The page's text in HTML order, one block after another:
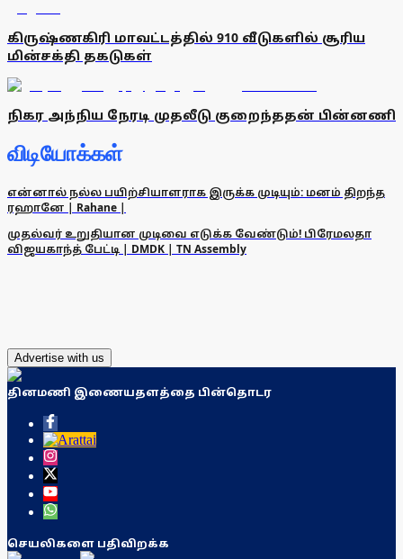
கிருஷ்ணகிரி மாவட்டத்தில் 910 வீடுகளில் சூரிய
மின்சக்தி தகடுகள்
நிகர அந்நிய நேரடி முதலீடு குறைந்ததன் பின்னணி
விடியோக்கள்
என்னால் நல்ல பயிற்சியாளராக இருக்க முடியும்: மனம் திறந்த
ரஹானே | Rahane |
முதல்வர் உறுதியான முடிவை எடுக்க வேண்டும்! பிரேமலதா
விஜயகாந்த் பேட்டி | DMDK | TN Assembly
Advertise with us
தினமணி இணையதளத்தை பின்தொடர
செயலிகளை பதிவிறக்க